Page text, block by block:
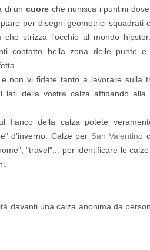
di uncuore che riunisca i puntini
per disegni geometrici squadrati
che strizza l'occhio al mondo
contatto bella zona delle punte
e non vi fidate tanto a lavorare sulla
lati della vostra calza affidando alla
fianco della calza potete
d'inverno. Calze per San Valentino
"travel"... per identificare le
davanti una calza anonima da